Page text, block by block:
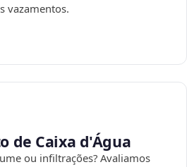
vazamentos.
de Caixa d'Água
ou infiltrações? Avaliamos